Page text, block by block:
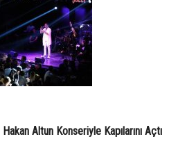
Altun Konseriyle Kapılarını Açtı